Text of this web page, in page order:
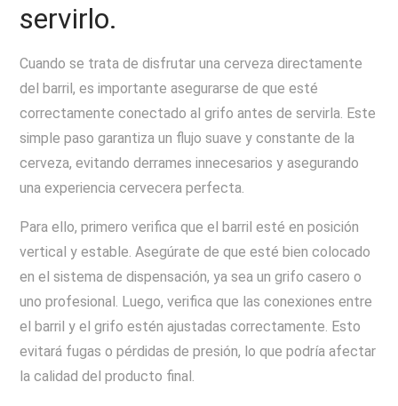
servirlo.
Cuando se trata de disfrutar una cerveza directamente
del barril, es importante asegurarse de que esté
correctamente conectado al grifo antes de servirla. Este
simple paso garantiza un flujo suave y constante de la
cerveza, evitando derrames innecesarios y asegurando
una experiencia cervecera perfecta.
Para ello, primero verifica que el barril esté en posición
vertical y estable. Asegúrate de que esté bien colocado
en el sistema de dispensación, ya sea un grifo casero o
uno profesional. Luego, verifica que las conexiones entre
el barril y el grifo estén ajustadas correctamente. Esto
evitará fugas o pérdidas de presión, lo que podría afectar
la calidad del producto final.